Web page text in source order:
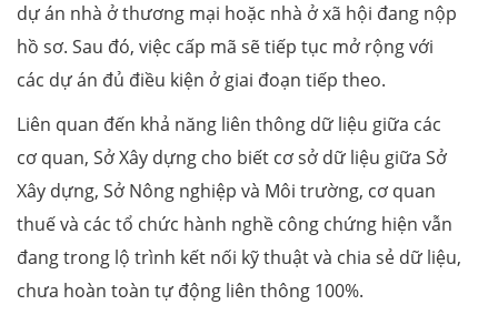
dự án nhà ở thương mại hoặc nhà ở xã hội đang nộp
hồ sơ. Sau đó, việc cấp mã sẽ tiếp tục mở rộng với
các dự án đủ điều kiện ở giai đoạn tiếp theo.
Liên quan đến khả năng liên thông dữ liệu giữa các
cơ quan, Sở Xây dựng cho biết cơ sở dữ liệu giữa Sở
Xây dựng, Sở Nông nghiệp và Môi trường, cơ quan
thuế và các tổ chức hành nghề công chứng hiện vẫn
đang trong lộ trình kết nối kỹ thuật và chia sẻ dữ liệu,
chưa hoàn toàn tự động liên thông 100%.